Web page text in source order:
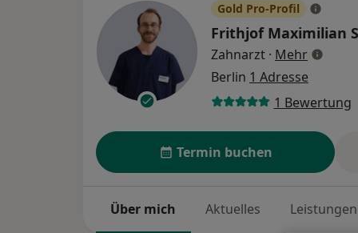
Gold Pro-Profil
Frithjof Maximilian
Zahnarzt · Mehrüber
Berlin 1 Adresse
1 Bewertung
Termin buchen
Über mich Aktuelles Leistungen